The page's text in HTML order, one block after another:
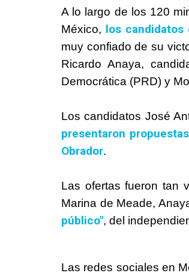
A lo largo de los 120
México, los
muy confiado de su
Ricardo Anaya,
Democrática (PRD) y
Los candidatos José
presentaron
Obrador.
Las ofertas fueron tan
Marina de Meade,
público", del
Las redes sociales en